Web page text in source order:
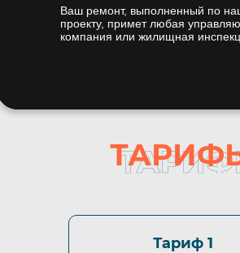
Ваш ремонт, выполненный по
проекту, примет любая
компания или жилищная
Тариф 1